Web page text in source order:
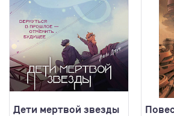
Дети мертвой звезды